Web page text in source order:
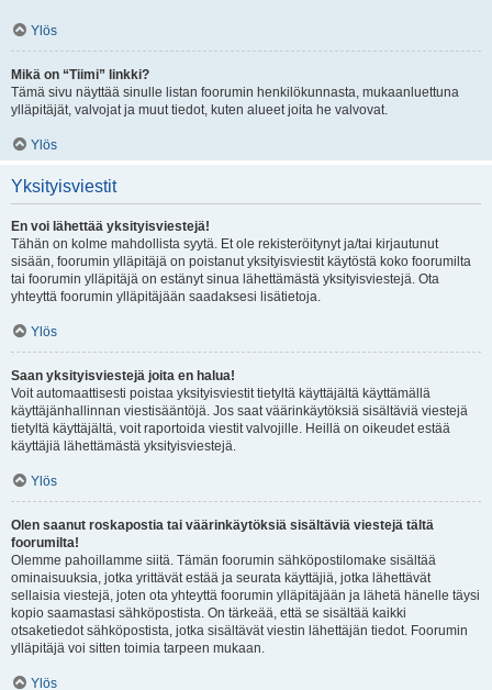
Ylös
Mikä on “Tiimi” linkki?
Tämä sivu näyttää sinulle listan foorumin henkilökunnasta, mukaanluettuna
ylläpitäjät, valvojat ja muut tiedot, kuten alueet joita he valvovat.
Ylös
Yksityisviestit
En voi lähettää yksityisviestejä!
Tähän on kolme mahdollista syytä. Et ole rekisteröitynyt ja/tai kirjautunut
sisään, foorumin ylläpitäjä on poistanut yksityisviestit käytöstä koko foorumilta
tai foorumin ylläpitäjä on estänyt sinua lähettämästä yksityisviestejä. Ota
yhteyttä foorumin ylläpitäjään saadaksesi lisätietoja.
Ylös
Saan yksityisviestejä joita en halua!
Voit automaattisesti poistaa yksityisviestit tietyltä käyttäjältä käyttämällä
käyttäjänhallinnan viestisääntöjä. Jos saat väärinkäytöksiä sisältäviä viestejä
tietyltä käyttäjältä, voit raportoida viestit valvojille. Heillä on oikeudet estää
käyttäjiä lähettämästä yksityisviestejä.
Ylös
Olen saanut roskapostia tai väärinkäytöksiä sisältäviä viestejä tältä
foorumilta!
Olemme pahoillamme siitä. Tämän foorumin sähköpostilomake sisältää
ominaisuuksia, jotka yrittävät estää ja seurata käyttäjiä, jotka lähettävät
sellaisia viestejä, joten ota yhteyttä foorumin ylläpitäjään ja lähetä hänelle täysi
kopio saamastasi sähköpostista. On tärkeää, että se sisältää kaikki
otsaketiedot sähköpostista, jotka sisältävät viestin lähettäjän tiedot. Foorumin
ylläpitäjä voi sitten toimia tarpeen mukaan.
Ylös